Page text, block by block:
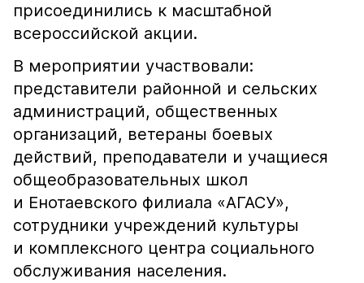
присоединились к масштабной
всероссийской акции.
В мероприятии участвовали:
представители районной и сельских
администраций, общественных
организаций, ветераны боевых
действий, преподаватели и учащиеся
общеобразовательных школ
и Енотаевского филиала «АГАСУ»,
сотрудники учреждений культуры
и комплексного центра социального
обслуживания населения.